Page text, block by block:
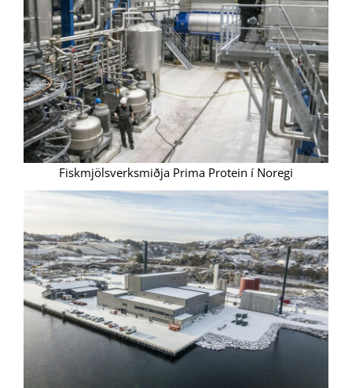
Fiskmjölsverksmiðja Prima Protein í Noregi